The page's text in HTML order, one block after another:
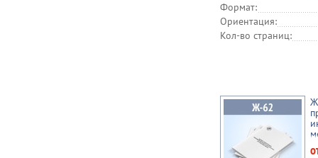
Формат:
Ориентация:
Кол-во страниц: